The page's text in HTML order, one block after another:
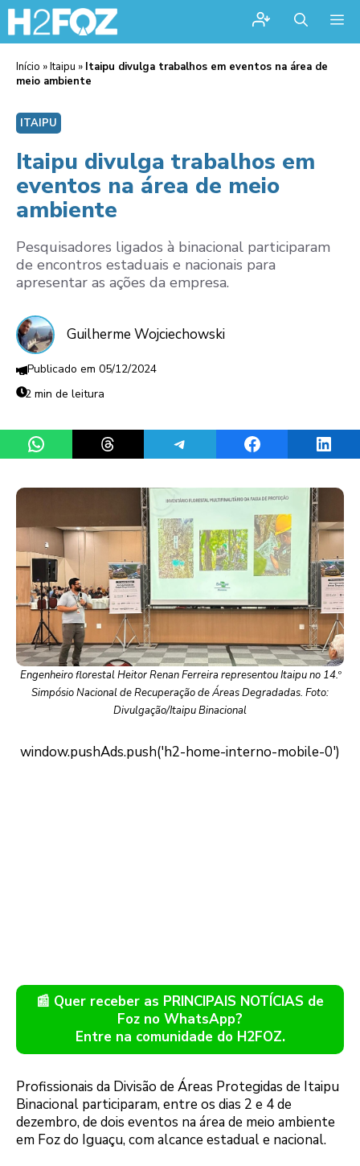
Início »Itaipu » Itaipu divulga trabalhos em eventos na área de
meio ambiente
ITAIPU
Itaipu divulga trabalhos em
eventos na área de meio
ambiente
Pesquisadores ligados à binacional participaram
de encontros estaduais e nacionais para
apresentar as ações da empresa.
Guilherme Wojciechowski
05/12/2024
2 min de leitura
Share on WhatsAppShare on ThreadsShare on TelegramShare on Facebook
Engenheiro florestal Heitor Renan Ferreira representou Itaipu no 14.º
Simpósio Nacional de Recuperação de Áreas Degradadas. Foto:
Divulgação/Itaipu Binacional
📰 Quer receber as PRINCIPAIS NOTÍCIAS de
Foz no WhatsApp?
Entre na comunidade do H2FOZ.
Profissionais da Divisão de Áreas Protegidas de Itaipu
Binacional participaram, entre os dias 2 e 4 de
dezembro, de dois eventos na área de meio ambiente
em Foz do Iguaçu, com alcance estadual e nacional.